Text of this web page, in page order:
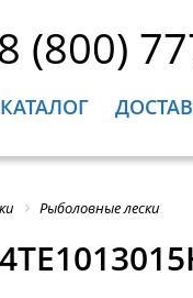
8 (800)
КАТАЛОГ
Рыболовные лески